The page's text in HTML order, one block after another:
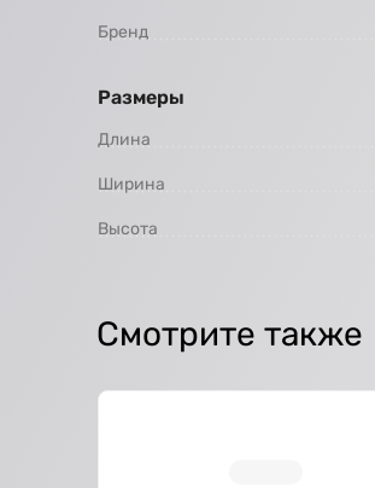
Бренд
Размеры
Длина
Ширина
Высота
Смотрите также